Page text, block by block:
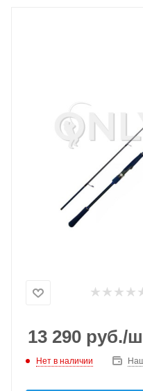
13 290 руб./
Нет в наличии